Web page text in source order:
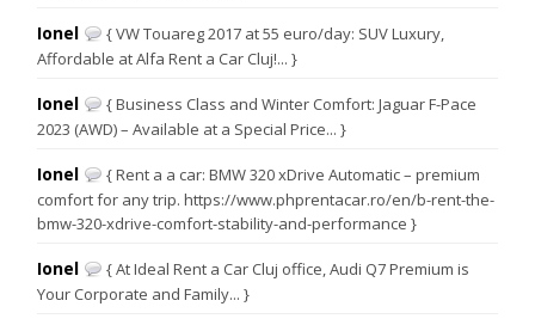
Ionel
{ VW Touareg 2017 at 55 euro/day: SUV Luxury,
Affordable at Alfa Rent a Car Cluj!... }
Ionel
{ Business Class and Winter Comfort: Jaguar F-Pace
2023 (AWD) – Available at a Special Price... }
Ionel
{ Rent a a car: BMW 320 xDrive Automatic – premium
comfort for any trip. https://www.phprentacar.ro/en/b-rent-the-
bmw-320-xdrive-comfort-stability-and-performance }
Ionel
{ At Ideal Rent a Car Cluj office, Audi Q7 Premium is
Your Corporate and Family... }